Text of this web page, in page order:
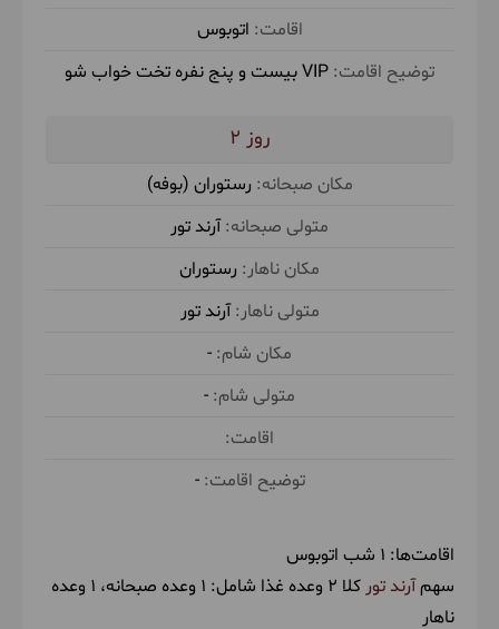
شب در تهران خواهیم بود.
حدود 4 ساعت قایق سواری در طبیعت
صبحانه در رستوران (بوفه) توسط آرند تور ناهار
در رستوران توسط آرند تور
اتوبوس
VIP بیست و پنج نفره تخت خواب شو
2
رستوران (بوفه)
آرند تور
رستوران
آرند تور
-
-
-
اقامت‌ها: 1 شب اتوبوس
سهمآرند تور کلا 2 وعده غذا شامل: 1 وعده صبحانه
1 وعده
ناهار